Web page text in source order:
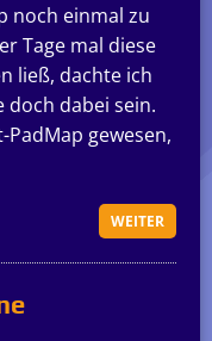
noch einmal zu
Tage mal diese
ließ, dachte ich
dabei sein.
gewesen,
WEITER